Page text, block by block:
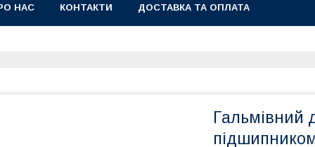
НАС КОНТАКТИ ДОСТАВКА ТА ОПЛАТА
Гальмівний